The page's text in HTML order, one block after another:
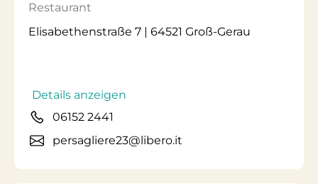
Restaurant
Elisabethenstraße 7 | 64521 Groß-Gerau
Details anzeigen
06152 2441
persagliere23@libero.it